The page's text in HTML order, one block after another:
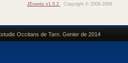
JEvents v1.5.2 Copyright © 2006-2009
Occitans de Tarn. Genier de 2014